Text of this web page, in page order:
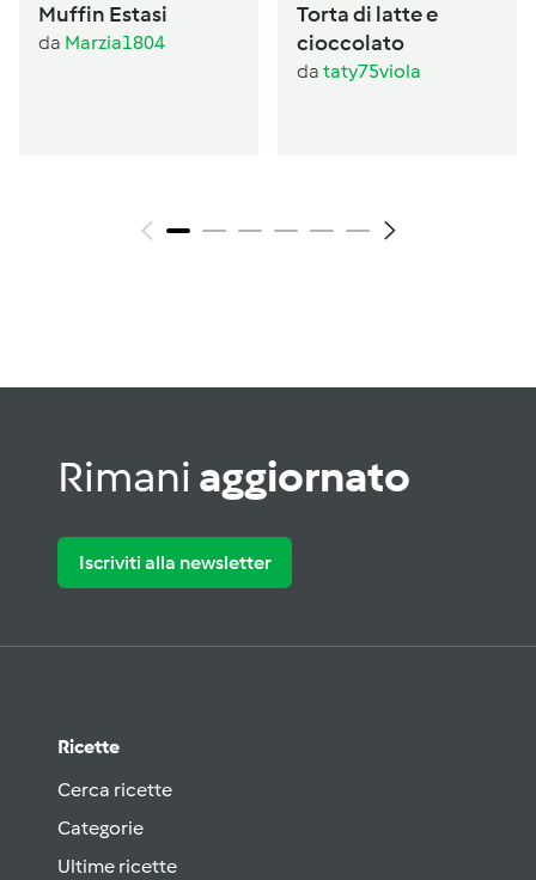
Muffin Estasi
da Marzia1804
Torta di latte e
cioccolato
da taty75viola
Rimani aggiornato
Iscriviti alla newsletter
Ricette
Cerca ricette
Categorie
Ultime ricette